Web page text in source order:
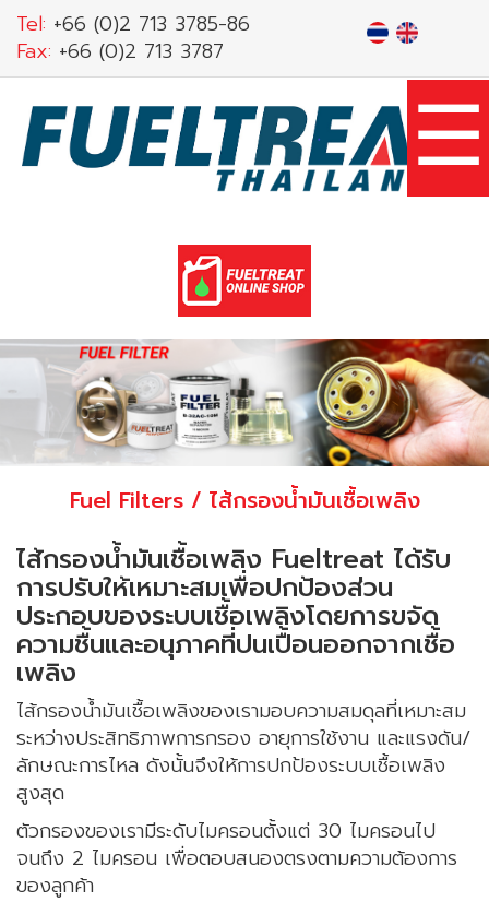
Skip
to
main
Tel: +66 (0)2 713 3785-86
Fax: +66 (0)2 713 3787
☰
Fuel Filters / ไส้กรองน้ำมันเชื้อเพลิง
ไส้กรองน้ำมันเชื้อเพลิง Fueltreat ได้รับ
การปรับให้เหมาะสมเพื่อปกป้องส่วน
ประกอบของระบบเชื้อเพลิงโดยการขจัด
ความชื้นและอนุภาคที่ปนเปื้อนออกจากเชื้อ
เพลิง
ไส้กรองน้ำมันเชื้อเพลิงของเรามอบความสมดุลที่เหมาะสม
ระหว่างประสิทธิภาพการกรอง อายุการใช้งาน และแรงดัน/
ลักษณะการไหล ดังนั้นจึงให้การปกป้องระบบเชื้อเพลิง
สูงสุด
ตัวกรองของเรามีระดับไมครอนตั้งแต่ 30 ไมครอนไป
จนถึง 2 ไมครอน เพื่อตอบสนองตรงตามความต้องการ
ของลูกค้า